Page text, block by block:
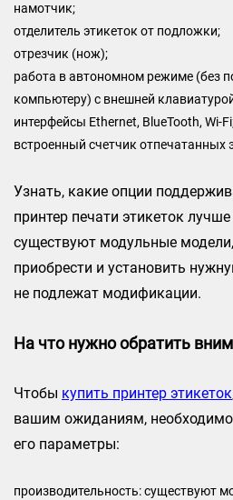
намотчик;
отделитель этикеток от подложки;
отрезчик (нож);
работа в автономном режиме (без
компьютеру) с внешней
интерфейсы Ethernet, BlueTooth, Wi-
встроенный счетчик отпечатанных
Узнать, какие опции
принтер печати этикеток
существуют модульные
приобрести и установить
не подлежат модификации.
На что нужно обратить
Чтобы купить принтер этикеток
вашим ожиданиям,
его параметры:
производительность: существуют